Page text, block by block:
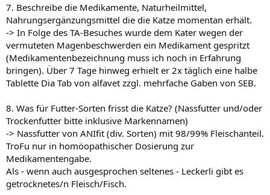
7. Beschreibe die Medikamente, Naturheilmittel,
Nahrungsergänzungsmittel die die Katze momentan erhält.
-> In Folge des TA-Besuches wurde dem Kater wegen der
vermuteten Magenbeschwerden ein Medikament gespritzt
(Medikamentenbezeichnung muss ich noch in Erfahrung
bringen). Über 7 Tage hinweg erhielt er 2x täglich eine halbe
Tablette Dia Tab von alfavet zzgl. mehrfache Gaben von SEB.
8. Was für Futter-Sorten frisst die Katze? (Nassfutter und/oder
Trockenfutter bitte inklusive Markennamen)
-> Nassfutter von ANIfit (div. Sorten) mit 98/99% Fleischanteil.
TroFu nur in homöopathischer Dosierung zur
Medikamentengabe.
Als - wenn auch ausgesprochen seltenes - Leckerli gibt es
getrocknetes/n Fleisch/Fisch.